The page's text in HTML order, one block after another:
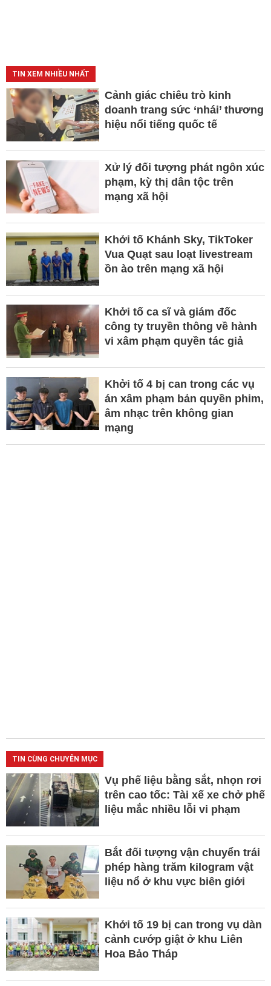
TIN XEM NHIỀU NHẤT
Cảnh giác chiêu trò kinh
doanh trang sức ‘nhái’ thương
hiệu nổi tiếng quốc tế
Xử lý đối tượng phát ngôn xúc
phạm, kỳ thị dân tộc trên
mạng xã hội
Khởi tố Khánh Sky, TikToker
Vua Quạt sau loạt livestream
ồn ào trên mạng xã hội
Khởi tố ca sĩ và giám đốc
công ty truyền thông về hành
vi xâm phạm quyền tác giả
Khởi tố 4 bị can trong các vụ
án xâm phạm bản quyền phim,
âm nhạc trên không gian
mạng
TIN CÙNG CHUYÊN MỤC
Vụ phế liệu bằng sắt, nhọn rơi
trên cao tốc: Tài xế xe chở phế
liệu mắc nhiều lỗi vi phạm
Bắt đối tượng vận chuyển trái
phép hàng trăm kilogram vật
liệu nổ ở khu vực biên giới
Khởi tố 19 bị can trong vụ dàn
cảnh cướp giật ở khu Liên
Hoa Bảo Tháp